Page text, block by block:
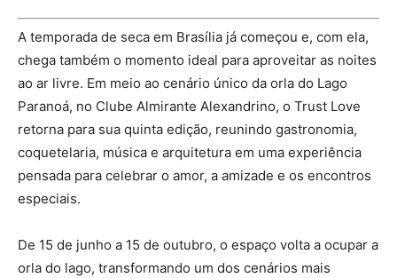
A temporada de seca em Brasília já começou e, com ela,
chega também o momento ideal para aproveitar as noites
ao ar livre. Em meio ao cenário único da orla do Lago
Paranoá, no Clube Almirante Alexandrino, o Trust Love
retorna para sua quinta edição, reunindo gastronomia,
coquetelaria, música e arquitetura em uma experiência
pensada para celebrar o amor, a amizade e os encontros
especiais.
De 15 de junho a 15 de outubro, o espaço volta a ocupar a
orla do lago, transformando um dos cenários mais